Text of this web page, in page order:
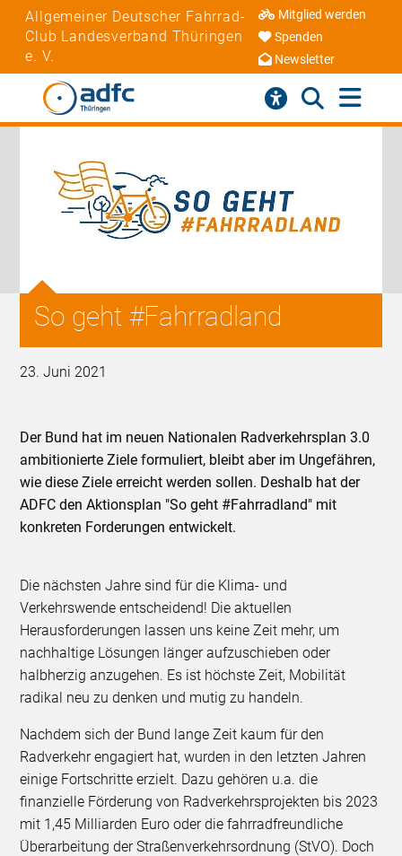
Allgemeiner Deutscher Fahrrad-
Club Landesverband Thüringen
e. V.
Mitglied werden
Spenden
Newsletter
So geht #Fahrradland
23. Juni 2021
Der Bund hat im neuen Nationalen Radverkehrsplan 3.0
ambitionierte Ziele formuliert, bleibt aber im Ungefähren,
wie diese Ziele erreicht werden sollen. Deshalb hat der
ADFC den Aktionsplan "So geht #Fahrradland" mit
konkreten Forderungen entwickelt.
Die nächsten Jahre sind für die Klima- und
Verkehrswende entscheidend! Die aktuellen
Herausforderungen lassen uns keine Zeit mehr, um
nachhaltige Lösungen länger aufzuschieben oder
halbherzig anzugehen. Es ist höchste Zeit, Mobilität
radikal neu zu denken und mutig zu handeln.
Nachdem sich der Bund lange Zeit kaum für den
Radverkehr engagiert hat, wurden in den letzten Jahren
einige Fortschritte erzielt. Dazu gehören u.a. die
finanzielle Förderung von Radverkehrsprojekten bis 2023
mit 1,45 Milliarden Euro oder die fahrradfreundliche
Überarbeitung der Straßenverkehrsordnung (StVO). Doch